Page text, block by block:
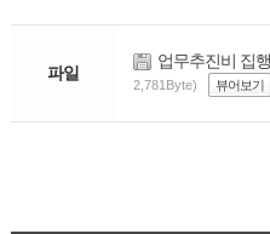
파일
업무추진비 집
2,781Byte)
뷰어보기